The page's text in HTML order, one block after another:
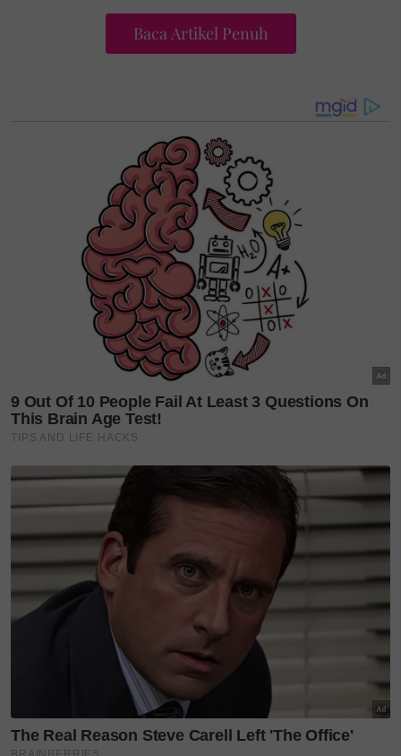
Dilancarkan pada Oktober lalu, SUV lima tempat
duduk ini adalah kenderaan boleh dipertimbangkan
bagi mereka yang suka kepada ruang besar.
Berdimensi 4,739 mm panjang, 1,900 mm lebar, dan
1,680 mm tinggi mungkin boleh menjadi satu
tarikan untuk orang ramai memilih model ini.
Kuasa disediakan oleh bateri lithium ferum fosfat
Baca Artikel Penuh